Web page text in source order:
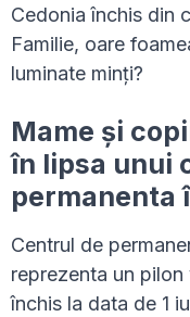
Cedonia închis din
Familie, oare
luminate minți?
Mame și
în lipsa unui
permanenta
Centrul de
reprezenta un
închis la data de 1